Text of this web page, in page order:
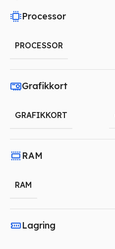
Processor
PROCESSOR
Grafikkort
GRAFIKKORT
RAM
RAM
Lagring